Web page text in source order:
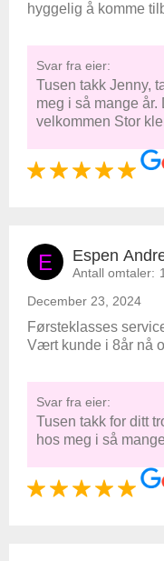
hyggelig å komme
Svar fra eier:
Tusen takk Jenny,
meg i så mange år.
velkommen Stor
E Espen
Antall omtaler: 1
December 23, 2024
Førsteklasses
Vært kunde i 8år nå
Svar fra eier:
Tusen takk for ditt